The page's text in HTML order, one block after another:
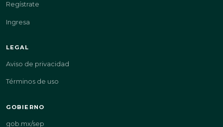
Regístrate
Ingresa
LEGAL
Aviso de privacidad
Términos de uso
GOBIERNO
gob.mx/sep